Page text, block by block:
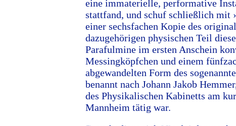
eine immaterielle, performative
stattfand, und schuf schließlich mit
einer sechsfachen Kopie des
dazugehörigen physischen Teil
Parafulmine im ersten Anschein
Messingköpfchen und einem
abgewandelten Form des
benannt nach Johann Jakob
des Physikalischen Kabinetts am
Mannheim tätig war.